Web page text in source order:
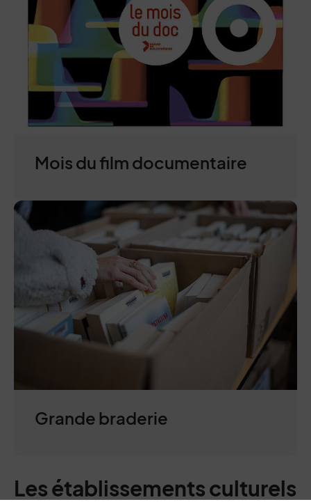
Mois du film documentaire
Grande braderie
Les établissements culturels